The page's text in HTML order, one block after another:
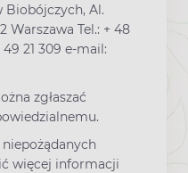
Biobójczych, Al.
Warszawa Tel.: + 48
49 21 309 e-mail:
zgłaszać
niepożądanych
więcej informacji